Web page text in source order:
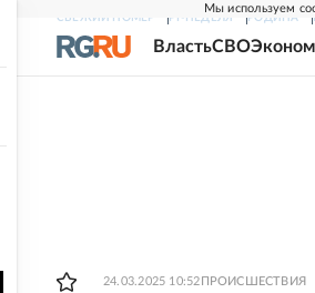
Мы используем
СВЕЖИЙ НОМЕР РГ-НЕДЕЛЯ РОДИНА
ВластьСВО
24.03.2025 10:52 ПРОИСШЕСТВИЯ